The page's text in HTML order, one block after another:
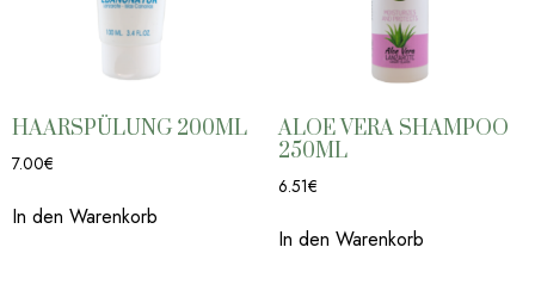
HAARSPÜLUNG 200ML
7.00€
In den Warenkorb
ALOE VERA SHAMPOO
250ML
6.51€
In den Warenkorb